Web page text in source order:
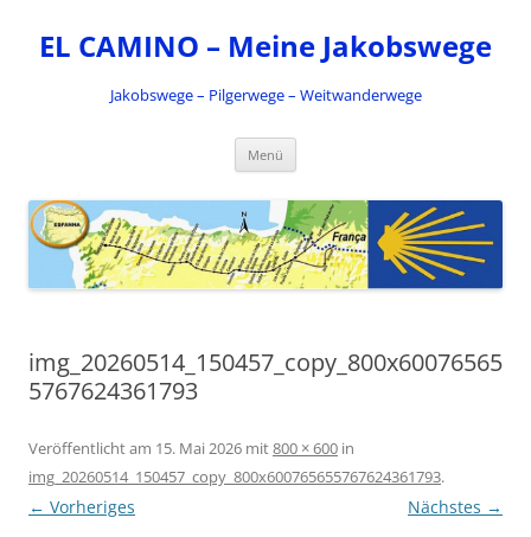
springen
EL CAMINO – Meine Jakobswege
Jakobswege – Pilgerwege – Weitwanderwege
Menü
img_20260514_150457_copy_800x60076565
5767624361793
Veröffentlicht am 15. Mai 2026 mit800 × 600 in
img_20260514_150457_copy_800x600765655767624361793.
← Vorheriges Nächstes →